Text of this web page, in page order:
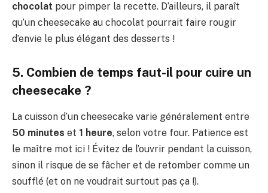
chocolat pour pimper la recette. D’ailleurs, il paraît
qu’un cheesecake au chocolat pourrait faire rougir
d’envie le plus élégant des desserts !
5. Combien de temps faut-il pour cuire un
cheesecake ?
La cuisson d’un cheesecake varie généralement entre
50 minutes et 1 heure, selon votre four. Patience est
le maître mot ici ! Évitez de l’ouvrir pendant la cuisson,
sinon il risque de se fâcher et de retomber comme un
soufflé (et on ne voudrait surtout pas ça !).